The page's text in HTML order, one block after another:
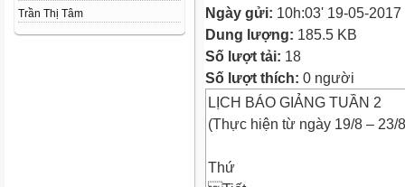
Trần Thị Tâm
Ngày gửi: 10h:03' 19-05-2017
Dung lượng: 185.5 KB
Số lượt tải: 18
Số lượt thích: 0 người
LỊCH BÁO GIẢNG TUẦN 2
(Thực hiện từ ngày 19/8 – 23/
Thứ